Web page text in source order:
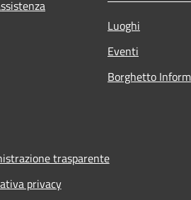
Luoghi
Eventi
Borghetto
trasparente
privacy